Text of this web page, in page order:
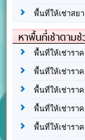
พื้นที่ให้เช่าสย
หาพื้นที่เช่าตามช่
พื้นที่ให้เช่ารา
พื้นที่ให้เช่ารา
พื้นที่ให้เช่ารา
พื้นที่ให้เช่าราค
พื้นที่ให้เช่าราค